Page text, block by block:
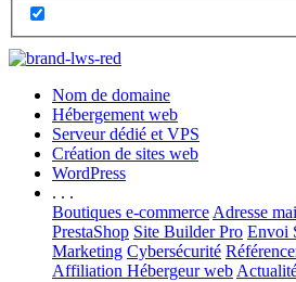
Nom de domaine
Hébergement web
Serveur dédié et VPS
Création de sites web
WordPress
. . .
Boutiques e-commerce Adresse
PrestaShop Site Builder Pro Envoi
Marketing Cybersécurité
Affiliation Hébergeur web